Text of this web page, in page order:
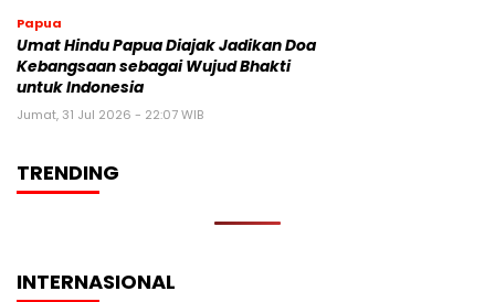
Papua
Umat Hindu Papua Diajak Jadikan Doa
Kebangsaan sebagai Wujud Bhakti
untuk Indonesia
Jumat, 31 Jul 2026 - 22:07 WIB
TRENDING
INTERNASIONAL